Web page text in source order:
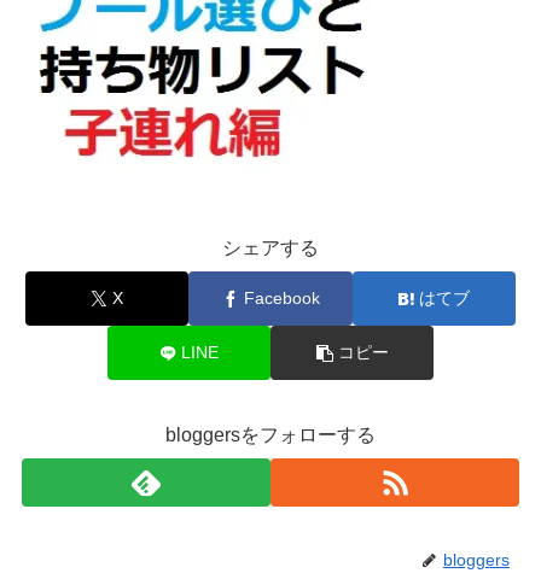
シェアする
X Facebook はてブ
LINE コピー
bloggersをフォローする
bloggers